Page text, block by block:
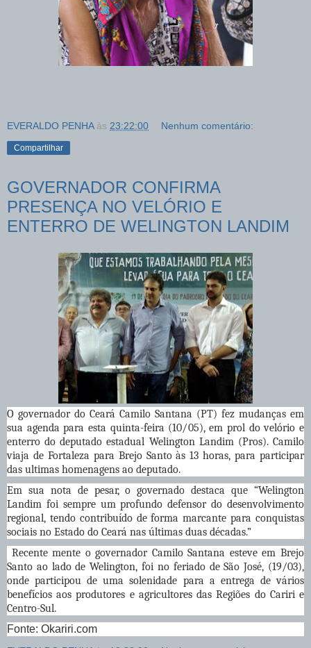
EVERALDO PENHA às 23:22:00 Nenhum comentário:
Compartilhar
GOVERNADOR CONFIRMA
PRESENÇA NO VELÓRIO E
ENTERRO DE WELINGTON LANDIM
O governador do Ceará Camilo Santana (PT) fez mudanças em
sua agenda para esta quinta-feira (10/05), em prol do velório e
enterro do deputado estadual Welington Landim (Pros). Camilo
viaja de Fortaleza para Brejo Santo às 13 horas, para participar
das ultimas homenagens ao deputado.
Em sua nota de pesar, o governado destaca que “Welington
Landim foi sempre um profundo defensor do desenvolvimento
regional, tendo contribuído de forma marcante para conquistas
sociais no Estado do Ceará nas últimas duas décadas.”
Recente mente o governador Camilo Santana esteve em Brejo
Santo ao lado de Welington, foi no feriado de São José, (19/03),
onde participou de uma solenidade para a entrega de vários
benefícios aos produtores e agricultores das Regiões do Cariri e
Centro-Sul.
Fonte: Okariri.com